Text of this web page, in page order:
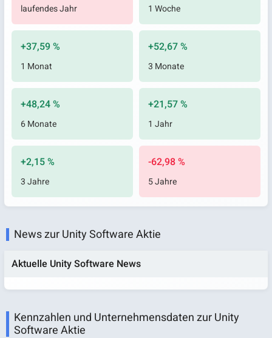
laufendes Jahr 1 Woche
+37,59 %
1 Monat
+52,67 %
3 Monate
+48,24 %
6 Monate
+21,57 %
1 Jahr
+2,15 %
3 Jahre
-62,98 %
5 Jahre
News zur Unity Software Aktie
Aktuelle Unity Software News
Kennzahlen und Unternehmensdaten zur Unity
Software Aktie